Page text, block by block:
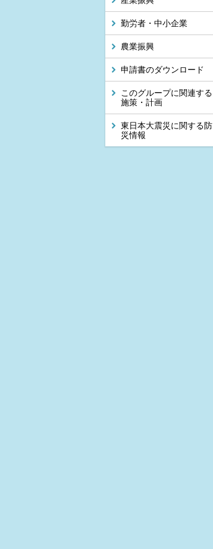
勤労者・中小企業
農業振興
申請書のダウンロード
このグループに関連する
施策・計画
東日本大震災に関する防
災情報